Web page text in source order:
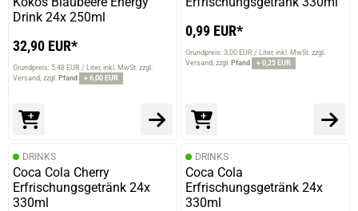
Drink 24x 250ml
32,90 EUR*
Grundpreis: 5,48 EUR / Liter inkl. MwSt. zzgl.
Versand zzgl. Pfand + 6,00 EUR
0,99 EUR*
Grundpreis: 3,00 EUR / Liter inkl. MwSt. zzgl.
Versand zzgl. Pfand + 0,25 EUR
DRINKS
Coca Cola Cherry
Erfrischungsgetränk 24x
330ml
DRINKS
Coca Cola
Erfrischungsgetränk 24x
330ml